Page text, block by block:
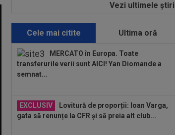
Surpriză! Decizia luată de Real
12:59
Transfer pentru fostul golgheter
al CFR-ului: 7.000.000€!
12:46
Au refuzat oferta de 30.000.000 €,
iar Inter mai are o șansă!
Karamoko și George Pușcaș. Anunțul lui
Nuno Campos
Vezi ultimele ştiri
Cele mai citite Ultima oră
MERCATO în Europa. Toate
transferurile verii sunt AICI! Yan Diomande a
semnat...
EXCLUSIV
Lovitură de proporții: Ioan Varga,
gata să renunțe la CFR și să preia alt club...